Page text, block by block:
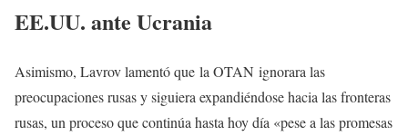
EE.UU. ante Ucrania
Asimismo, Lavrov lamentó que la OTAN ignorara las
preocupaciones rusas y siguiera expandiéndose hacia las fronteras
rusas, un proceso que continúa hasta hoy día «pese a las promesas